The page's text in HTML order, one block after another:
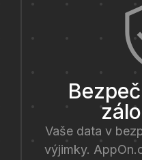
Vaše data v
výjimky.